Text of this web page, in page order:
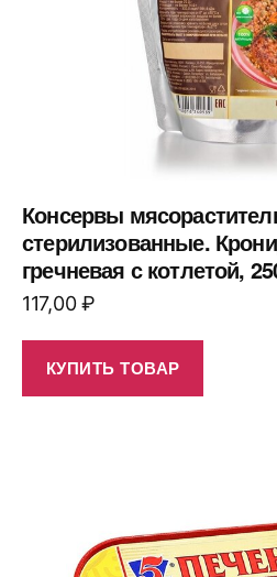
Консервы
стерилизованные.
гречневая с котлетой,
117,00₽
КУПИТЬ ТОВАР